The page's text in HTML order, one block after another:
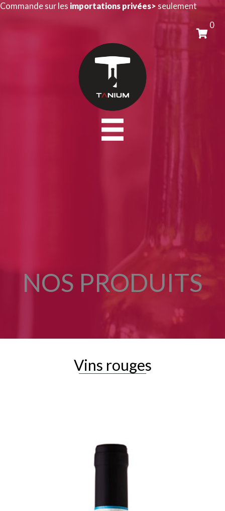
Aller
Commande sur les importations privées> seulement
0
NOS PRODUITS
Vins rouges